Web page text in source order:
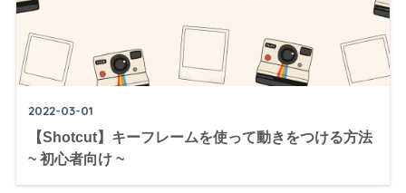
2022-03-01
【Shotcut】キーフレームを使って動きをつける方法
~ 初心者向け ~